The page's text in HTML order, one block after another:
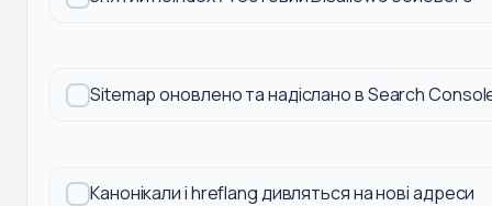
Sitemap оновлено та надіслано в Search
Канонікали і hreflang дивляться на нові адреси